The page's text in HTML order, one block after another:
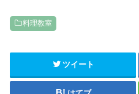
料理教室
ツイート